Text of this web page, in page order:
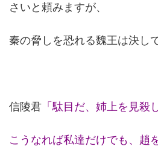
さいと頼みますが、
秦の脅しを恐れる魏王は決し
信陵君 「駄目だ、姉上を見殺
こうなれば私達だけでも、趙